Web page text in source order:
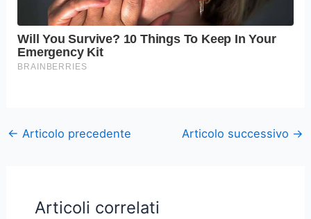
← Articolo precedente Articolo successivo →
Articoli correlati